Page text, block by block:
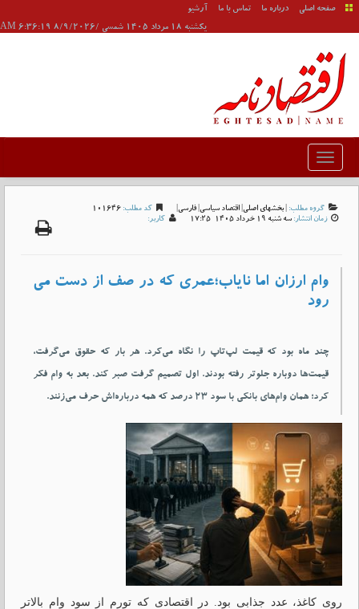
صفحه اصلی درباره ما تماس با ما
آرشیو
يکشنبه 18 مرداد 1405 شمسی /8/9/2026 6:36:19 AM
گروه مطلب: | بخشهای اصلی| اقتصاد سیاسی| فارسی| کد مطلب: 101646
زمان انتشار: سه شنبه 19 خرداد 1405-17:25 کاربر:
وام ارزان اما نایاب؛عمری که در صف از دست می
رود
چند ماه بود که قیمت لپ‌تاپ را نگاه می‌کرد. هر بار که حقوق می‌گرفت،
قیمت‌ها دوباره جلوتر رفته بودند. اول تصمیم گرفت صبر کند. بعد به وام فکر
کرد؛ همان وام‌های بانکی با سود ۲۳ درصد که همه درباره‌اش حرف می‌زنند.
روی کاغذ، عدد جذابی بود. در اقتصادی که تورم از سود وام بالاتر